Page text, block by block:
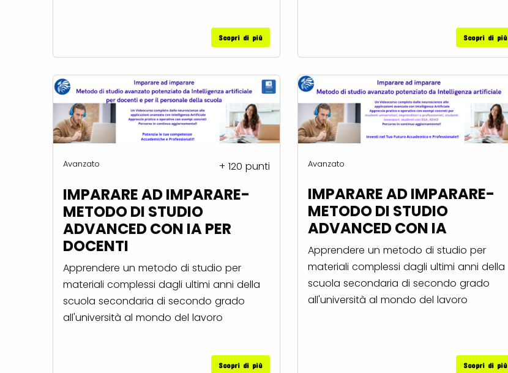
Scopri di più Scopri di più
Avanzato + 120 punti
IMPARARE AD IMPARARE-
METODO DI STUDIO
ADVANCED CON IA PER
DOCENTI
Apprendere un metodo di studio per
materiali complessi dagli ultimi anni della
scuola secondaria di secondo grado
all'università al mondo del lavoro
Scopri di più
Avanzato
IMPARARE AD IMPARARE-
METODO DI STUDIO
ADVANCED CON IA
Apprendere un metodo di studio per
materiali complessi dagli ultimi anni della
scuola secondaria di secondo grado
all'università al mondo del lavoro
Scopri di più